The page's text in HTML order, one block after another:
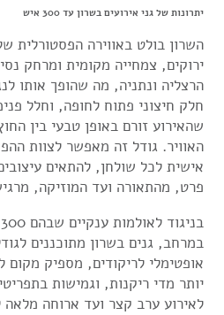
יתרונות של גני אירועים בשרון עד 300 איש
השרון בולט באווירה
ירוקים, צמחייה מקומית ומרחק
הרצליה ונתניה, מה שהופך אותו
חלק חיצוני פתוח לחופה, וחלל
שהאירוע זורם באופן טבעי בין
האוויר. גודל זה מאפשר לצוות
אישית לכל שולחן, להתאים
פרט, מהתאורה ועד המוזיקה,
במרחב, גנים בשרון מתוכננים
אופטימלי לריקודים, מספיק מקום
יותר מדי ריקנות, וגמישות
לאירוע ערב קצר ועד ארוחה מלאה